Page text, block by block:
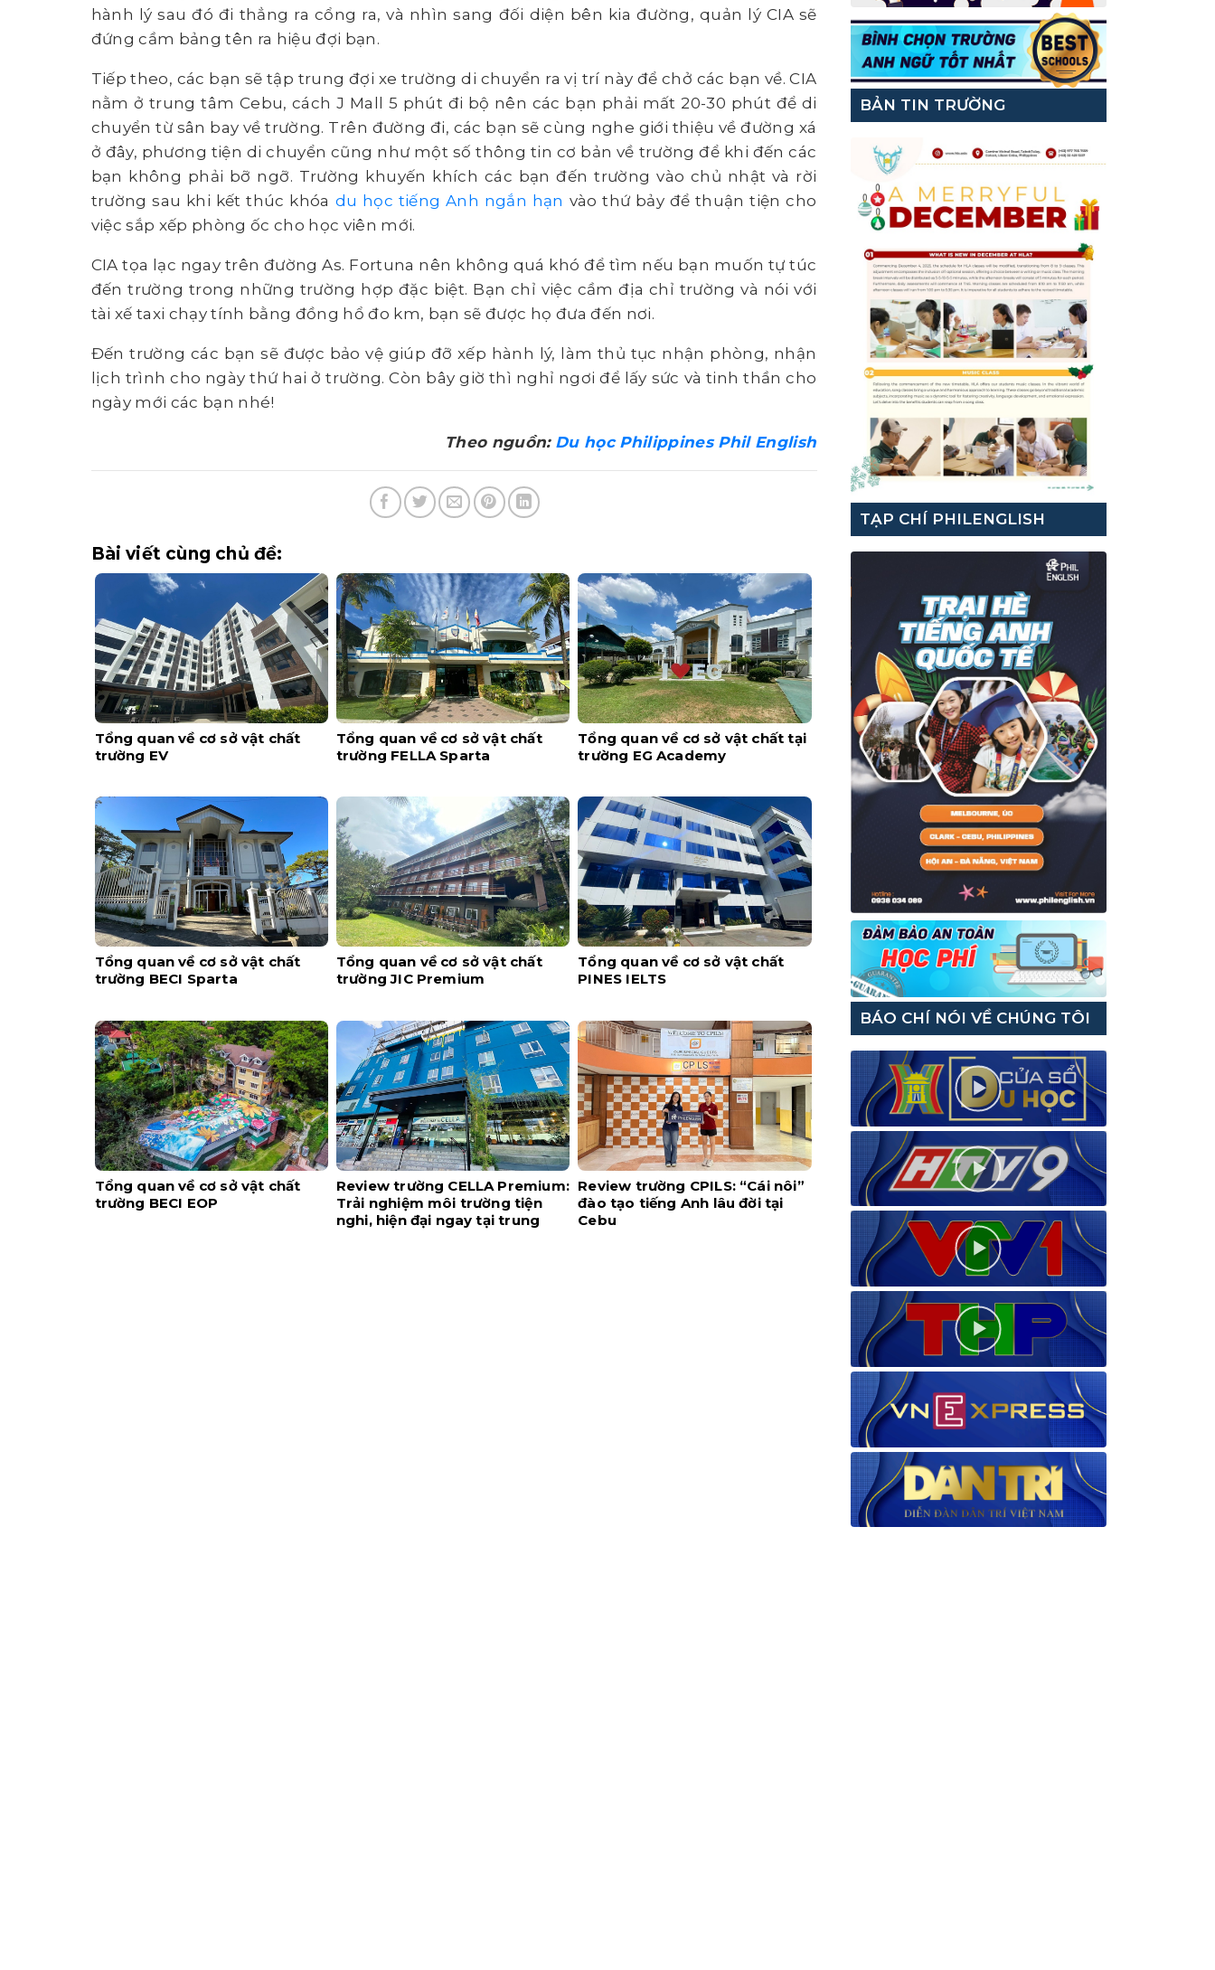
hành lý sau đó đi thẳng ra cổng ra, và nhìn sang đối diện bên kia đường, quản lý CIA sẽ
đứng cầm bảng tên ra hiệu đợi bạn.
Tiếp theo, các bạn sẽ tập trung đợi xe trường di chuyển ra vị trí này để chở các bạn về. CIA
nằm ở trung tâm Cebu, cách J Mall 5 phút đi bộ nên các bạn phải mất 20-30 phút để di
chuyển từ sân bay về trường. Trên đường đi, các bạn sẽ cùng nghe giới thiệu về đường xá
ở đây, phương tiện di chuyển cũng như một số thông tin cơ bản về trường để khi đến các
bạn không phải bỡ ngỡ. Trường khuyến khích các bạn đến trường vào chủ nhật và rời
trường sau khi kết thúc khóa du học tiếng Anh ngắn hạn vào thứ bảy để thuận tiện cho
việc sắp xếp phòng ốc cho học viên mới.
CIA tọa lạc ngay trên đường As. Fortuna nên không quá khó để tìm nếu bạn muốn tự túc
đến trường trong những trường hợp đặc biệt. Bạn chỉ việc cầm địa chỉ trường và nói với
tài xế taxi chạy tính bằng đồng hổ đo km, bạn sẽ được họ đưa đến nơi.
Đến trường các bạn sẽ được bảo vệ giúp đỡ xếp hành lý, làm thủ tục nhận phòng, nhận
lịch trình cho ngày thứ hai ở trường. Còn bây giờ thì nghỉ ngơi để lấy sức và tinh thần cho
ngày mới các bạn nhé!
Theo nguồn: Du học Philippines Phil English
Bài viết cùng chủ đề:
Tổng quan về cơ sở vật chất
trường EV
Tổng quan về cơ sở vật chất
trường FELLA Sparta
Tổng quan về cơ sở vật chất tại
trường EG Academy
Tổng quan về cơ sở vật chất
trường BECI Sparta
Tổng quan về cơ sở vật chất
trường JIC Premium
Tổng quan về cơ sở vật chất
PINES IELTS
Tổng quan về cơ sở vật chất
trường BECI EOP
Review trường CELLA Premium:
Trải nghiệm môi trường tiện
nghi, hiện đại ngay tại trung
Review trường CPILS: “Cái nôi”
đào tạo tiếng Anh lâu đời tại
Cebu
BẢN TIN TRƯỜNG
TẠP CHÍ PHILENGLISH
BÁO CHÍ NÓI VỀ CHÚNG TÔI